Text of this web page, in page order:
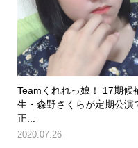
Teamくれれっ娘！ 17期候
生・森野さくらが定期公演
正...
2020.07.26